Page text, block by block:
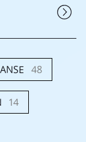
48
14